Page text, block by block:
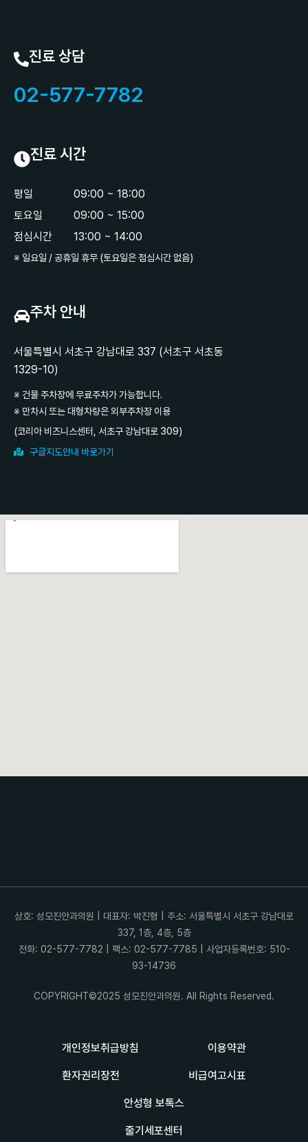
진료 상담
02-577-7782
진료 시간
평일
토요일
점심시간
09:00 ~ 18:00
09:00 ~ 15:00
13:00 ~ 14:00
※ 일요일 / 공휴일 휴무 (토요일은 점심시간 없음)
주차 안내
서울특별시 서초구 강남대로 337 (서초구 서초동
1329-10)
※ 건물 주차장에 무료주차가 가능합니다.
※ 만차시 또는 대형차량은 외부주차장 이용
(코리아 비즈니스센터, 서초구 강남대로 309)
구글지도안내 바로가기
개인정보취급방침 이용약관
환자권리장전 비급여고시표
안성형 보톡스
줄기세포센터
상호: 성모진안과의원 | 대표자: 박진형 | 주소: 서울특별시 서초구 강남대로
337, 1층, 4층, 5층
전화: 02-577-7782 | 팩스: 02-577-7785 | 사업자등록번호: 510-
93-14736
COPYRIGHT©2025 성모진안과의원. All Rights Reserved.